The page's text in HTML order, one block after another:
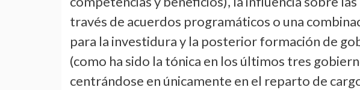
través de acuerdos programáticos o una
para la investidura y la posterior formación de
(como ha sido la tónica en los últimos tres
centrándose en únicamente en el reparto de